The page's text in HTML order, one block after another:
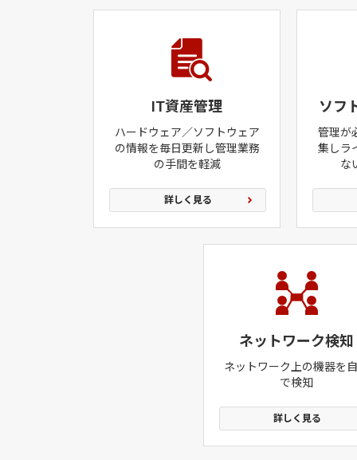
IT資産管理
ハードウェア／ソフトウェア
の情報を毎日更新し管理業務
の手間を軽減
詳しく見る
ソフ
管理が
集しラ
な
ネットワーク検知
ネットワーク上の機器を
で検知
詳しく見る